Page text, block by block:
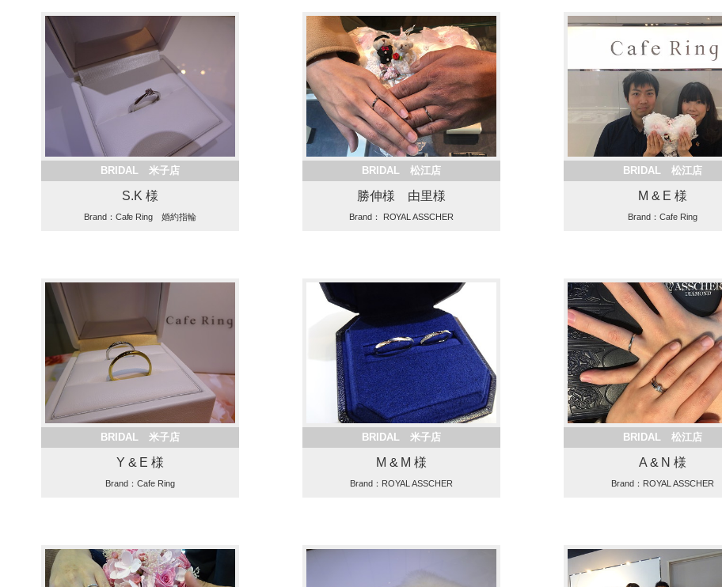
BRIDAL 米子店
S.K 様
Brand：Cafe Ring 婚約指輪
BRIDAL 松江店
勝伸様 由里様
Brand： ROYAL ASSCHER
BRIDAL 松江店
M & E 様
Brand：Cafe Ring
BRIDAL 米子店
Y & E 様
Brand：Cafe Ring
BRIDAL 米子店
M & M 様
Brand：ROYAL ASSCHER
BRIDAL 松江店
A & N 様
Brand：ROYAL ASSCHER